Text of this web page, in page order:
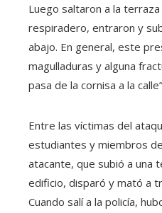
Luego saltaron a la
respiradero, entraron y
abajo. En general, este
magulladuras y alguna
pasa de la cornisa a la
Entre las víctimas del
estudiantes y miembros
atacante, que subió a una
edificio, disparó y mató a
Cuando salí a la policía,